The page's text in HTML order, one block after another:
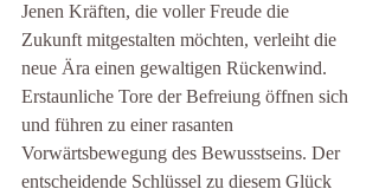
Jenen Kräften, die voller Freude die
Zukunft mitgestalten möchten, verleiht die
neue Ära einen gewaltigen Rückenwind.
Erstaunliche Tore der Befreiung öffnen sich
und führen zu einer rasanten
Vorwärtsbewegung des Bewusstseins. Der
entscheidende Schlüssel zu diesem Glück